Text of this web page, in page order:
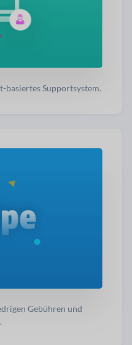
basiertes Supportsystem.
Gebühren und